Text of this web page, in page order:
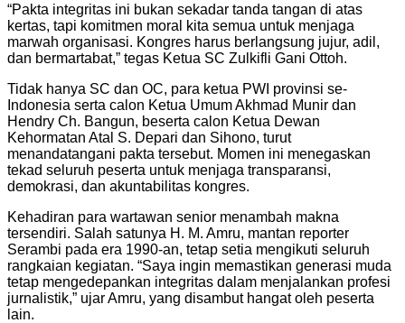
“Pakta integritas ini bukan sekadar tanda tangan di atas
kertas, tapi komitmen moral kita semua untuk menjaga
marwah organisasi. Kongres harus berlangsung jujur, adil,
dan bermartabat,” tegas Ketua SC Zulkifli Gani Ottoh.
Tidak hanya SC dan OC, para ketua PWI provinsi se-
Indonesia serta calon Ketua Umum Akhmad Munir dan
Hendry Ch. Bangun, beserta calon Ketua Dewan
Kehormatan Atal S. Depari dan Sihono, turut
menandatangani pakta tersebut. Momen ini menegaskan
tekad seluruh peserta untuk menjaga transparansi,
demokrasi, dan akuntabilitas kongres.
Kehadiran para wartawan senior menambah makna
tersendiri. Salah satunya H. M. Amru, mantan reporter
Serambi pada era 1990-an, tetap setia mengikuti seluruh
rangkaian kegiatan. “Saya ingin memastikan generasi muda
tetap mengedepankan integritas dalam menjalankan profesi
jurnalistik,” ujar Amru, yang disambut hangat oleh peserta
lain.